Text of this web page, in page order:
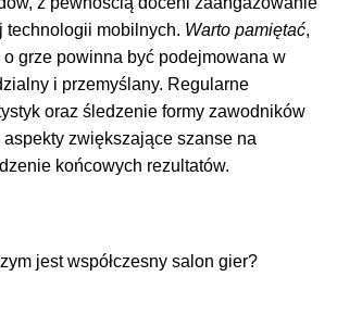
technologii mobilnych. Warto pamiętać,
grze powinna być podejmowana w
i przemyślany. Regularne
oraz śledzenie formy zawodników
zwiększające szanse na
końcowych rezultatów.
jest współczesny salon gier?